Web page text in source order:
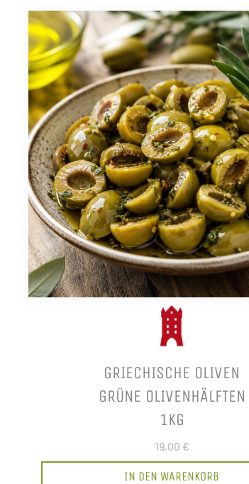
GRIECHISCHE OLIVEN
GRÜNE OLIVENHÄLFTEN
1KG
19,00 €
IN DEN WARENKORB